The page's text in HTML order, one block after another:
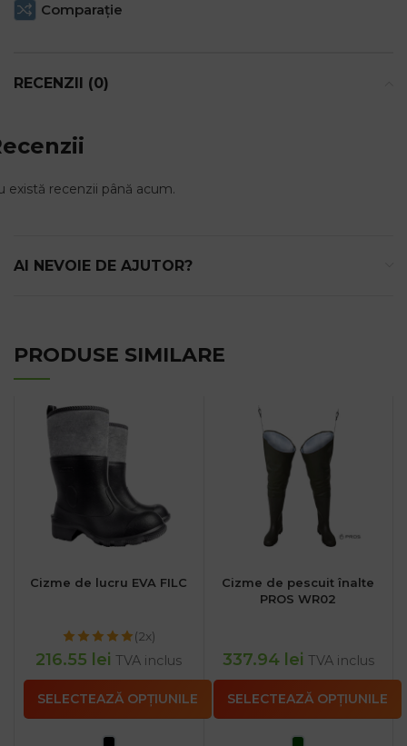
Comparaţie
RECENZII (0)
există recenzii până acum.
AI NEVOIE DE AJUTOR?
PRODUSE SIMILARE
Cizme de lucru EVA FILC
(2x)
216.55 lei TVA inclus
SELECTEAZĂ OPȚIUNILE
Cizme de pescuit înalte
PROS WR02
337.94 lei TVA inclus
SELECTEAZĂ OPȚIUNILE